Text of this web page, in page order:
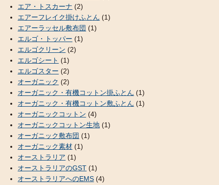
エア・トスカーナ (2)
エアーフレイク掛けふとん (1)
エアーラッセル敷布団 (1)
エルゴ・トッパー (1)
エルゴクリーン (2)
エルゴシート (1)
エルゴスター (2)
オーガニック (2)
オーガニック・有機コットン掛ふとん (1)
オーガニック・有機コットン敷ふとん (1)
オーガニックコットン (4)
オーガニックコットン生地 (1)
オーガニック敷布団 (1)
オーガニック素材 (1)
オーストラリア (1)
オーストラリアのGST (1)
オーストラリアへのEMS (4)